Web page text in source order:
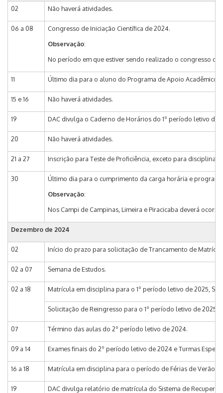
02 Não haverá atividades.
06 a 08
Congresso de Iniciação Científica de 2024.
Observação:
No período em que estiver sendo realizado o congresso o
11 Último dia para o aluno do Programa de Apoio Acadêmico
15 e 16 Não haverá atividades.
19 DAC divulga o Caderno de Horários do 1º período letivo de
20 Não haverá atividades.
21 a 27 Inscrição para Teste de Proficiência, exceto para disciplina
30
Último dia para o cumprimento da carga horária e
Observação:
Nos Campi de Campinas, Limeira e Piracicaba deverá
Dezembro de 2024
02 Início do prazo para solicitação de Trancamento de
02 a 07 Semana de Estudos.
02 a 18 Matrícula em disciplina para o 1º período letivo de 2025,
Solicitação de Reingresso para o 1º período letivo de
07 Término das aulas do 2º período letivo de 2024.
09 a 14 Exames finais do 2º período letivo de 2024 e Turmas
16 a 18 Matrícula em disciplina para o período de Férias de Verão -
19 DAC divulga relatório de matrícula do Sistema de